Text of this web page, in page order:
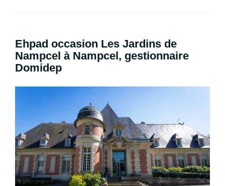
Ehpad occasion Les Jardins de
Nampcel à Nampcel, gestionnaire
Domidep